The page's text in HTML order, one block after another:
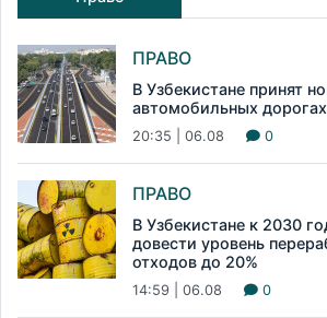
ПРАВО
В Узбекистане принят
автомобильных дорогах
20:35 | 06.08 0
ПРАВО
В Узбекистане к 2030
довести уровень
отходов до 20%
14:59 | 06.08 0